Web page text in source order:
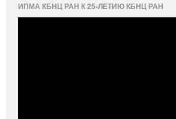
ИПМА КБНЦ РАН К 25-ЛЕТИЮ КБНЦ РАН